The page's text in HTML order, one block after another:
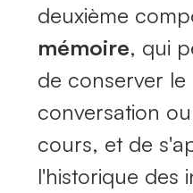
deuxième
mémoire, qui
de conserver
conversation
cours, et de
l'historique des